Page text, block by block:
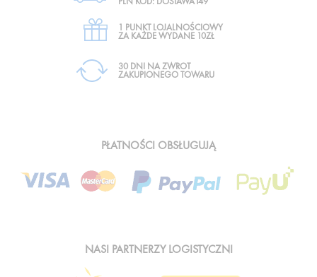
1 PUNKT LOJALNOŚCIOWY
ZA KAŻDE WYDANE 10ZŁ
30 DNI NA ZWROT
ZAKUPIONEGO TOWARU
PŁATNOŚCI OBSŁUGUJĄ
NASI PARTNERZY LOGISTYCZNI